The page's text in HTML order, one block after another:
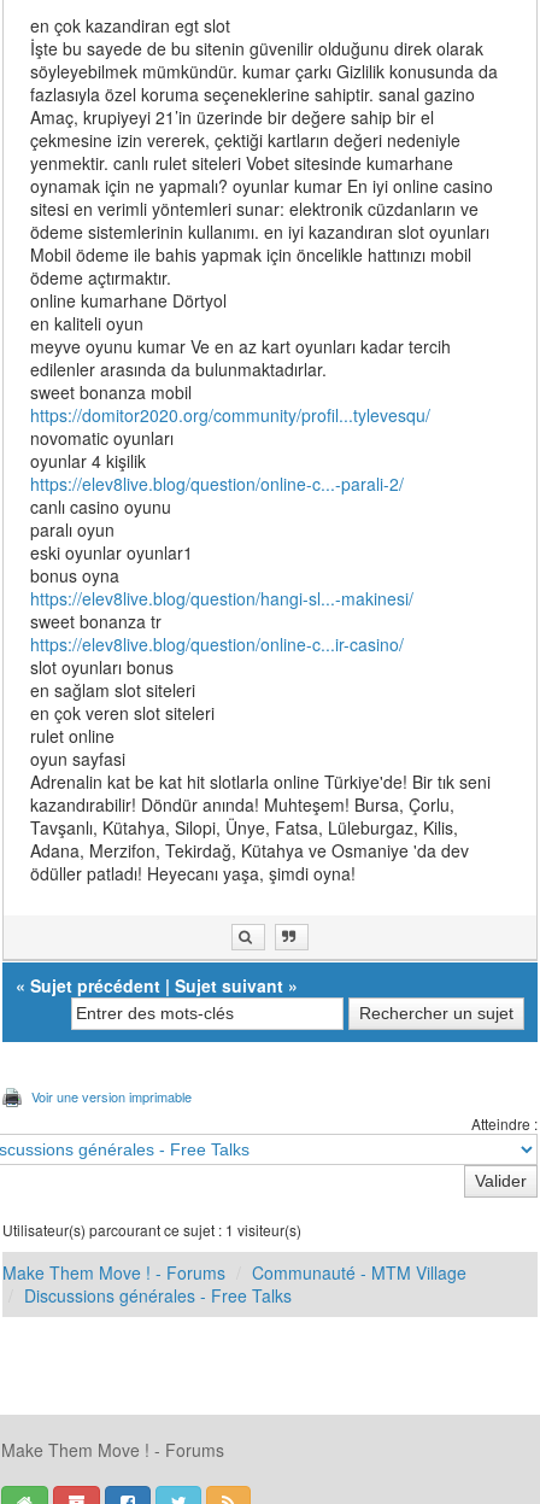
en çok kazandiran egt slot
İşte bu sayede de bu sitenin güvenilir olduğunu direk olarak
söyleyebilmek mümkündür. kumar çarkı Gizlilik konusunda da
fazlasıyla özel koruma seçeneklerine sahiptir. sanal gazino
Amaç, krupiyeyi 21’in üzerinde bir değere sahip bir el
çekmesine izin vererek, çektiği kartların değeri nedeniyle
yenmektir. canlı rulet siteleri Vobet sitesinde kumarhane
oynamak için ne yapmalı? oyunlar kumar En iyi online casino
sitesi en verimli yöntemleri sunar: elektronik cüzdanların ve
ödeme sistemlerinin kullanımı. en iyi kazandıran slot oyunları
Mobil ödeme ile bahis yapmak için öncelikle hattınızı mobil
ödeme açtırmaktır.
online kumarhane Dörtyol
en kaliteli oyun
meyve oyunu kumar Ve en az kart oyunları kadar tercih
edilenler arasında da bulunmaktadırlar.
sweet bonanza mobil
https://domitor2020.org/community/profil...tylevesqu/
novomatic oyunları
oyunlar 4 kişilik
https://elev8live.blog/question/online-c...-parali-2/
canlı casino oyunu
paralı oyun
eski oyunlar oyunlar1
bonus oyna
https://elev8live.blog/question/hangi-sl...-makinesi/
sweet bonanza tr
https://elev8live.blog/question/online-c...ir-casino/
slot oyunları bonus
en sağlam slot siteleri
en çok veren slot siteleri
rulet online
oyun sayfasi
Adrenalin kat be kat hit slotlarla online Türkiye'de! Bir tık seni
kazandırabilir! Döndür anında! Muhteşem! Bursa, Çorlu,
Tavşanlı, Kütahya, Silopi, Ünye, Fatsa, Lüleburgaz, Kilis,
Adana, Merzifon, Tekirdağ, Kütahya ve Osmaniye 'da dev
ödüller patladı! Heyecanı yaşa, şimdi oyna!
«Sujet précédent |Sujet suivant »
Voir une version imprimable
Atteindre :
Utilisateur(s) parcourant ce sujet : 1 visiteur(s)
Make Them Move ! - Forums
Communauté - MTM Village
Discussions générales - Free Talks
Make Them Move ! - Forums